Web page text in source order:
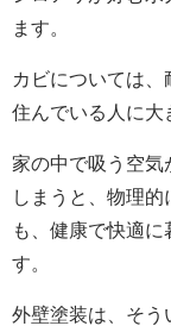
ます。
カビについては
住んでいる人に大
家の中で吸う空気
しまうと、物理
も、 健康で快適に
す。
外壁塗装は、そう